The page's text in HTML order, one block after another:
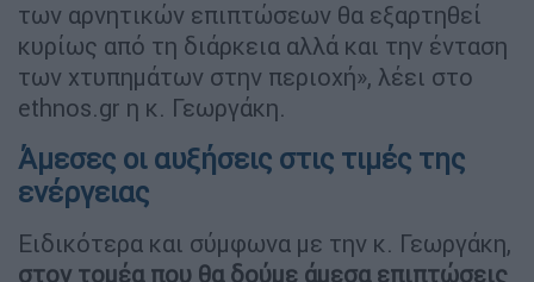
των αρνητικών επιπτώσεων θα εξαρτηθεί
κυρίως από τη διάρκεια αλλά και την ένταση
των χτυπημάτων στην περιοχή», λέει στο
ethnos.gr η κ. Γεωργάκη.
Άμεσες οι αυξήσεις στις τιμές της
ενέργειας
Ειδικότερα και σύμφωνα με την κ. Γεωργάκη,
στον τομέα που θα δούμε άμεσα επιπτώσεις